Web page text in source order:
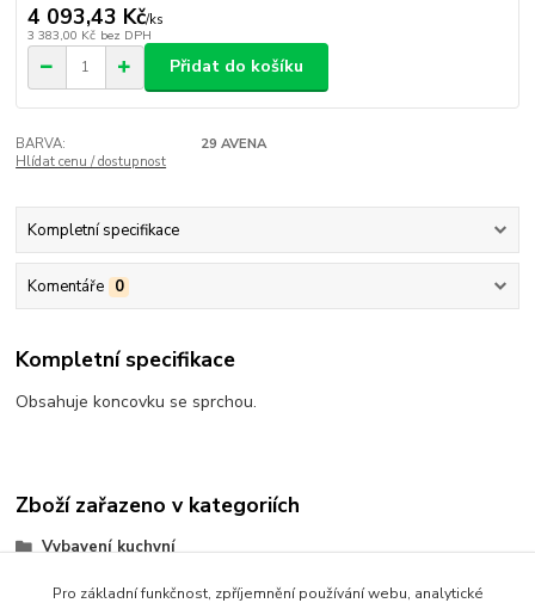
4 093,43 Kč/ks
3 383,00 Kč bez DPH
Přidat do košíku
BARVA:
29 AVENA
Hlídat cenu / dostupnost
Kompletní specifikace
Komentáře 0
Kompletní specifikace
Obsahuje koncovku se sprchou.
Zboží zařazeno v kategoriích
Vybavení kuchyní
Baterie
Pro základní funkčnost, zpříjemnění používání webu, analytické